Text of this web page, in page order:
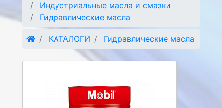
Индустриальные масла и смазки
Гидравлические масла
КАТАЛОГИ Гидравлические масла